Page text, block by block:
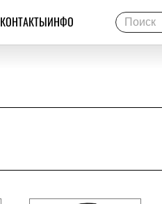
КОНТАКТЫИНФО